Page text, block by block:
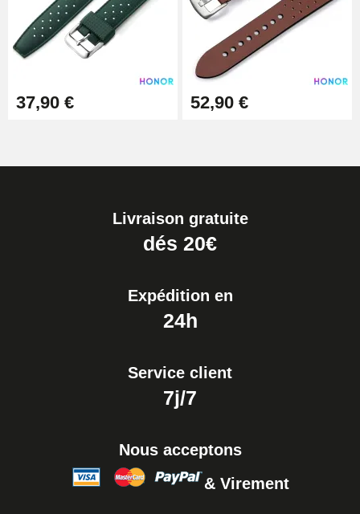
37,90 € 52,90 €
Livraison gratuite
dés 20€
Expédition en
24h
Service client
7j/7
Nous acceptons
& Virement